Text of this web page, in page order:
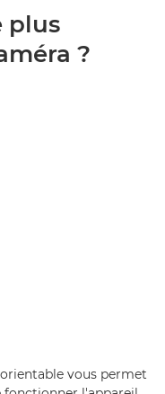
plus
?
vous permet